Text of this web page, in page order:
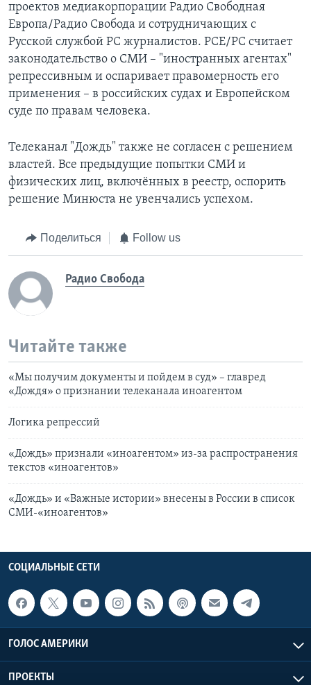
проектов медиакорпорации Радио Свободная
Европа/Радио Свобода и сотрудничающих с
Русской службой РС журналистов. РСЕ/РС считает
законодательство о СМИ – "иностранных агентах"
репрессивным и оспаривает правомерность его
применения – в российских судах и Европейском
суде по правам человека.
Телеканал "Дождь" также не согласен с решением
властей. Все предыдущие попытки СМИ и
физических лиц, включённых в реестр, оспорить
решение Минюста не увенчались успехом.
Поделиться Follow us
Радио Свобода
Читайте также
«Мы получим документы и пойдем в суд» – главред
«Дождя» о признании телеканала иноагентом
Логика репрессий
«Дождь» признали «иноагентом» из-за распространения
текстов «иноагентов»
«Дождь» и «Важные истории» внесены в России в список
СМИ-«иноагентов»
СОЦИАЛЬНЫЕ СЕТИ
ГОЛОС АМЕРИКИ
ПРОЕКТЫ